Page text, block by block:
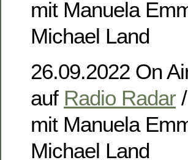
mit Manuela
Michael Land
26.09.2022 On
auf Radio Radar
mit Manuela
Michael Land